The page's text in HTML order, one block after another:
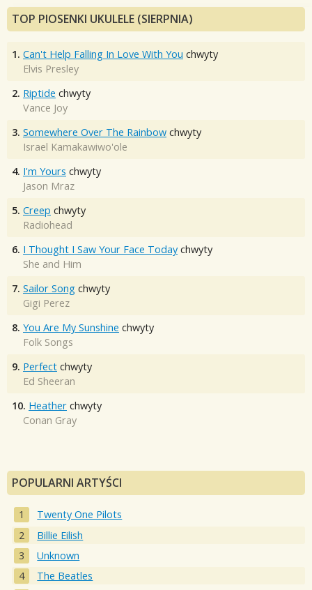
TOP PIOSENKI UKULELE (SIERPNIA)
1. Can't Help Falling In Love With You chwyty
Elvis Presley
2. Riptide chwyty
Vance Joy
3. Somewhere Over The Rainbow chwyty
Israel Kamakawiwo'ole
4. I'm Yours chwyty
Jason Mraz
5. Creep chwyty
Radiohead
6. I Thought I Saw Your Face Today chwyty
She and Him
7. Sailor Song chwyty
Gigi Perez
8. You Are My Sunshine chwyty
Folk Songs
9. Perfect chwyty
Ed Sheeran
10. Heather chwyty
Conan Gray
POPULARNI ARTYŚCI
Twenty One Pilots
Billie Eilish
Unknown
The Beatles